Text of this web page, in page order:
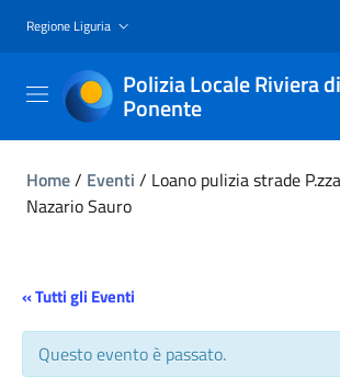
Regione Liguria
Polizia Locale Riviera di
Ponente
Home/ Eventi / Loano pulizia strade
Nazario Sauro
« Tutti gli Eventi
Questo evento è passato.